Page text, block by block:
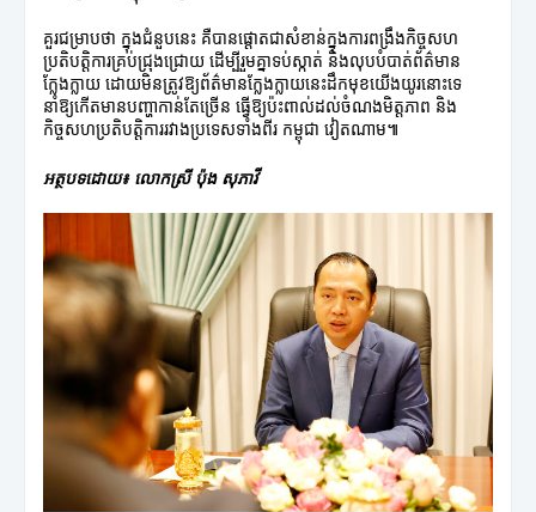
គួរជម្រាបថា ក្នុងជំនួបនេះ គឺបានផ្តោតជាសំខាន់ក្នុងការពង្រឹងកិច្ចសហ
ប្រតិបតិ្តការគ្រប់ជ្រុងជ្រោយ ដើម្បីរួមគ្នាទប់ស្កាត់ និងលុបបំបាត់ព័ត៌មាន
ក្លែងក្លាយ ដោយមិនត្រូវឱ្យព័ត៌មានក្លែងក្លាយនេះដឹកមុខយើងយូរនោះទេ
នាំឱ្យកើតមានបញ្ហាកាន់តែច្រើន ធ្វើឱ្យប៉ះពាល់ដល់ចំណងមិត្តភាព និង
កិច្ចសហប្រតិបត្តិការរវាងប្រទេសទាំងពីរ កម្ពុជា វៀតណាម៕
អត្ថបទដោយ៖ លោកស្រី ប៉ុង សុភាវី